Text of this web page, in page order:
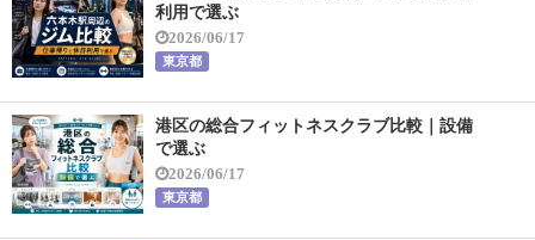
利用で選ぶ
2026/06/17
東京都
港区の総合フィットネスクラブ比較｜設備
で選ぶ
2026/06/17
東京都